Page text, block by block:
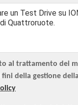
al trattamento dei
fini della gestione